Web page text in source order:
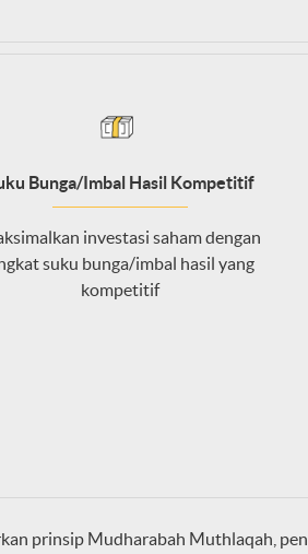
Bunga/Imbal Hasil Kompetitif
investasi saham dengan
suku bunga/imbal hasil yang
kompetitif
prinsip Mudharabah Muthlaqah,